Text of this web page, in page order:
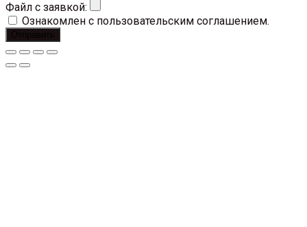
Файл с заявкой:
Ознакомлен с пользовательским соглашением.
Отправить